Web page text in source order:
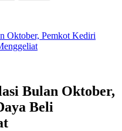
Oktober, Pemkot Kediri
Bulan Oktober,
Beli